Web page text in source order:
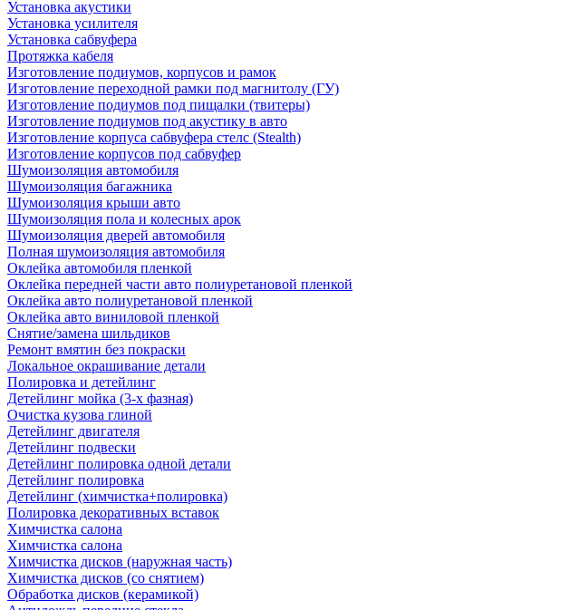
Установка акустики
Установка усилителя
Установка сабвуфера
Протяжка кабеля
Изготовление подиумов, корпусов и рамок
Изготовление переходной рамки под магнитолу (ГУ)
Изготовление подиумов под пищалки (твитеры)
Изготовление подиумов под акустику в авто
Изготовление корпуса сабвуфера стелс (Stealth)
Изготовление корпусов под сабвуфер
Шумоизоляция автомобиля
Шумоизоляция багажника
Шумоизоляция крыши авто
Шумоизоляция пола и колесных арок
Шумоизоляция дверей автомобиля
Полная шумоизоляция автомобиля
Оклейка автомобиля пленкой
Оклейка передней части авто полиуретановой пленкой
Оклейка авто полиуретановой пленкой
Оклейка авто виниловой пленкой
Снятие/замена шильдиков
Ремонт вмятин без покраски
Локальное окрашивание детали
Полировка и детейлинг
Детейлинг мойка (3-х фазная)
Очистка кузова глиной
Детейлинг двигателя
Детейлинг подвески
Детейлинг полировка одной детали
Детейлинг полировка
Детейлинг (химчистка+полировка)
Полировка декоративных вставок
Химчистка салона
Химчистка салона
Химчистка дисков (наружная часть)
Химчистка дисков (со снятием)
Обработка дисков (керамикой)